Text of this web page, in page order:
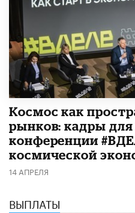
Космос как
рынков: кадры для
конференции
космической
14 АПРЕЛЯ
ВЫПЛАТЫ